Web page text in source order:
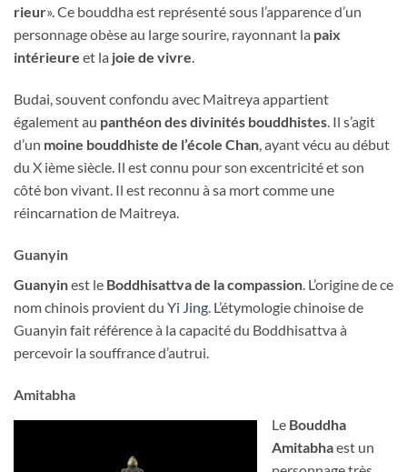
rieur». Ce bouddha est représenté sous l’apparence d’un
personnage obèse au large sourire, rayonnant la paix
intérieure et la joie de vivre.
Budai, souvent confondu avec Maitreya appartient
également au panthéon des divinités bouddhistes. Il s’agit
d’un moine bouddhiste de l’école Chan, ayant vécu au début
du X ième siècle. Il est connu pour son excentricité et son
côté bon vivant. Il est reconnu à sa mort comme une
réincarnation de Maitreya.
Guanyin
Guanyinest le Boddhisattva de la compassion. L’origine de ce
nom chinois provient du Yi Jing. L’étymologie chinoise de
Guanyin fait référence à la capacité du Boddhisattva à
percevoir la souffrance d’autrui.
Amitabha
Le Bouddha
Amitabhaest un